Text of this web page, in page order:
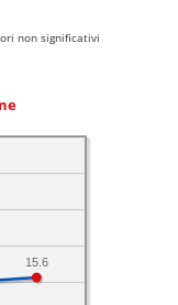
non significativi
15.6